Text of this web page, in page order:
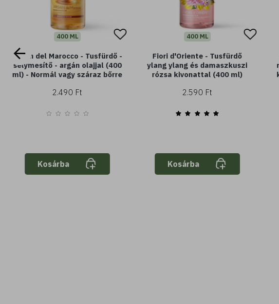
400 ML
Argan del Marocco - Tusfürdő -
selymesítő - argán olajjal (400
ml) - Normál vagy száraz bőrre
2.490 Ft
Kosárba
400 ML
Fiori d'Oriente - Tusfürdő
ylang ylang és damaszkuszi
rózsa kivonattal (400 ml)
2.590 Ft
Kosárba